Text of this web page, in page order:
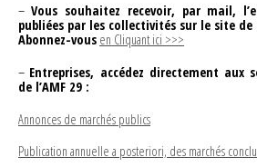
– Vous souhaitez recevoir, par mail,
publiées par les collectivités sur le site de
Abonnez-vous en Cliquant ici >>>
– Entreprises, accédez directement aux
de l’AMF 29 :
Annonces de marchés publics
Publication annuelle a posteriori, des marchés